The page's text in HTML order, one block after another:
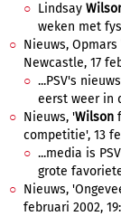
Lindsay
weken met
Nieuws, Opmars
Newcastle, 17
...PSV's
eerst weer in
Nieuws, 'Wilson
competitie', 13
...media is
grote
Nieuws,
februari 2002,